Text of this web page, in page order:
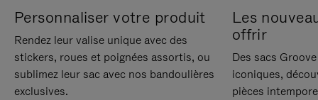
Personnaliser votre produit
Rendez leur valise unique avec des
stickers, roues et poignées assortis, ou
sublimez leur sac avec nos bandoulières
exclusives.
Les
offrir
Des sacs
iconiques,
pièces